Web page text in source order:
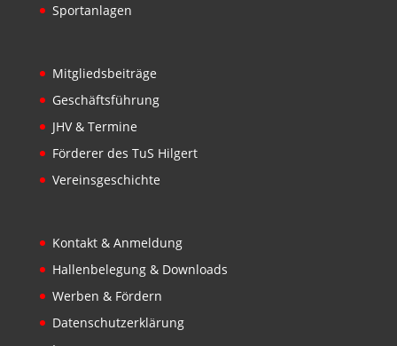
Sportanlagen
Mitgliedsbeiträge
Geschäftsführung
JHV & Termine
Förderer des TuS Hilgert
Vereinsgeschichte
Kontakt & Anmeldung
Hallenbelegung & Downloads
Werben & Fördern
Datenschutzerklärung